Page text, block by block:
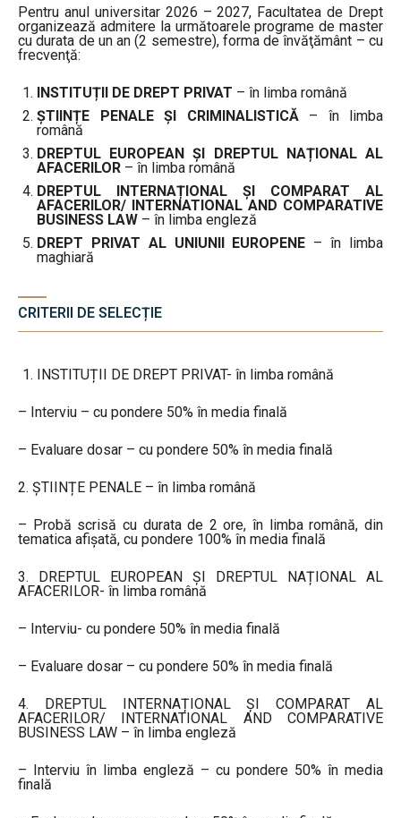
Pentru anul universitar 2026 – 2027, Facultatea de Drept
organizează admitere la următoarele programe de master
cu durata de un an (2 semestre), forma de învăţământ – cu
frecvenţă:
INSTITUȚII DE DREPT PRIVAT – în limba română
ȘTIINȚE PENALE ȘI CRIMINALISTICĂ – în limba
română
DREPTUL EUROPEAN ȘI DREPTUL NAȚIONAL AL
AFACERILOR – în limba română
DREPTUL INTERNAȚIONAL ȘI COMPARAT AL
AFACERILOR/ INTERNATIONAL AND COMPARATIVE
BUSINESS LAW – în limba engleză
DREPT PRIVAT AL UNIUNII EUROPENE – în limba
maghiară
CRITERII DE SELECȚIE
INSTITUȚII DE DREPT PRIVAT- în limba română
– Interviu – cu pondere 50% în media finală
– Evaluare dosar – cu pondere 50% în media finală
2. ȘTIINȚE PENALE – în limba română
– Probă scrisă cu durata de 2 ore, în limba română, din
tematica afişată, cu pondere 100% în media finală
3. DREPTUL EUROPEAN ȘI DREPTUL NAȚIONAL AL
AFACERILOR- în limba română
– Interviu- cu pondere 50% în media finală
– Evaluare dosar – cu pondere 50% în media finală
4. DREPTUL INTERNAȚIONAL ȘI COMPARAT AL
AFACERILOR/ INTERNATIONAL AND COMPARATIVE
BUSINESS LAW – în limba engleză
– Interviu în limba engleză – cu pondere 50% în media
finală